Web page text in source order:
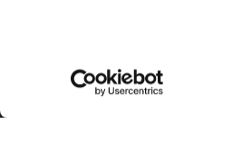
Instagram